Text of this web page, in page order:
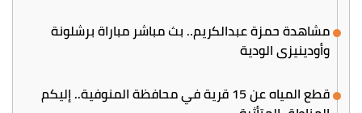
مشاهدة حمزة عبدالكريم.. بث مباشر مباراة برشلونة
وأودينيزي الودية
قطع المياه عن 15 قرية في محافظة المنوفية.. إليكم